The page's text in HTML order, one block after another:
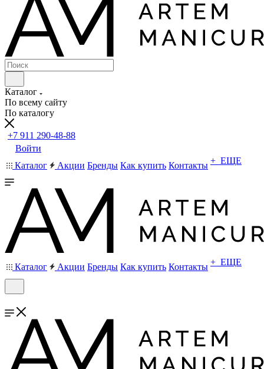
Каталог
По всему сайту
По каталогу
+7 911 290-48-88
Войти
Каталог
Акции Бренды Как купить Контакты + ЕЩЕ
Каталог Акции Бренды Как купить Контакты + ЕЩЕ